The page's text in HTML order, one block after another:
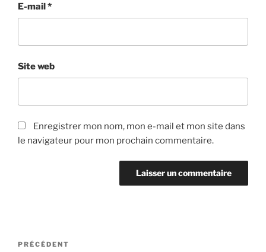
E-mail*
Site web
Enregistrer mon nom, mon e-mail et mon site dans
le navigateur pour mon prochain commentaire.
Navigation
Article
PRÉCÉDENT